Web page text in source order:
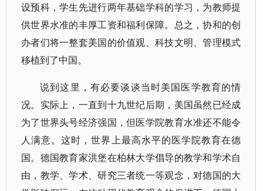
设预科，学生先进行两年基础学科的学习，为教师提
供世界水准的丰厚工资和福利保障。总之，协和的创
办者们将一整套美国的价值观、科技文明、管理模式
移植到了中国。
说到这里，有必要谈谈当时美国医学教育的情
况。实际上，一直到十九世纪后期，美国虽然已经成
为了世界头号经济强国，但医学院教育水准还不能令
人满意。这时，世界上最高水平的医学院教育在德
国。德国教育家洪堡在柏林大学倡导的教学和学术自
由，教学、学术、研究三者统一等观念，对德国的大